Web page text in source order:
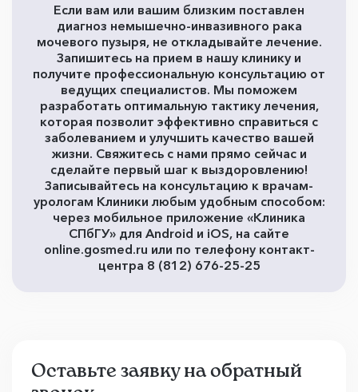
Если вам или вашим близким поставлен
диагноз немышечно-инвазивного рака
мочевого пузыря, не откладывайте лечение.
Запишитесь на прием в нашу клинику и
получите профессиональную консультацию от
ведущих специалистов. Мы поможем
разработать оптимальную тактику лечения,
которая позволит эффективно справиться с
заболеванием и улучшить качество вашей
жизни. Свяжитесь с нами прямо сейчас и
сделайте первый шаг к выздоровлению!
Записывайтесь на консультацию к врачам-
урологам Клиники любым удобным способом:
через мобильное приложение «Клиника
СПбГУ» для Android и iOS, на сайте
online.gosmed.ru или по телефону контакт-
центра 8 (812) 676-25-25
Оставьте заявку на обратный